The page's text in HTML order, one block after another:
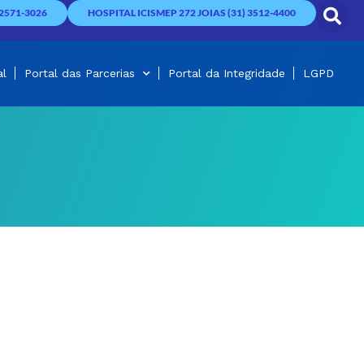
3026 HOSPITAL ICISMEP 272 JOIAS (31) 3512-4400
Portal das Parcerias Portal da Integridade LGPD